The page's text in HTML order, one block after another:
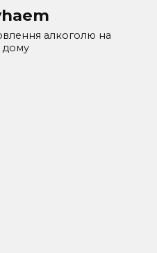
алкоголю на
дому